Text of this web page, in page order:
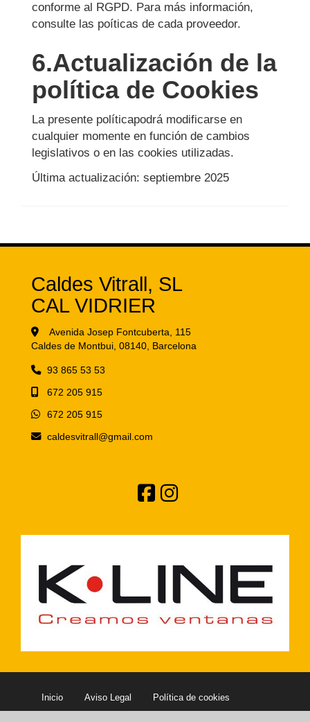
conforme al RGPD. Para más información,
consulte las poíticas de cada proveedor.
6.Actualización de la
política de Cookies
La presente políticapodrá modificarse en
cualquier momente en función de cambios
legislativos o en las cookies utilizadas.
Última actualización: septiembre 2025
Caldes Vitrall, SL
CAL VIDRIER
Avenida Josep Fontcuberta, 115
Caldes de Montbui, 08140, Barcelona
93 865 53 53
672 205 915
672 205 915
caldesvitrall
gmail.com
Inicio Aviso Legal Política de cookies